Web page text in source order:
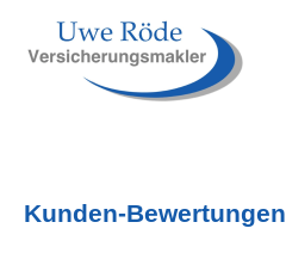
Kunden-Bewertungen